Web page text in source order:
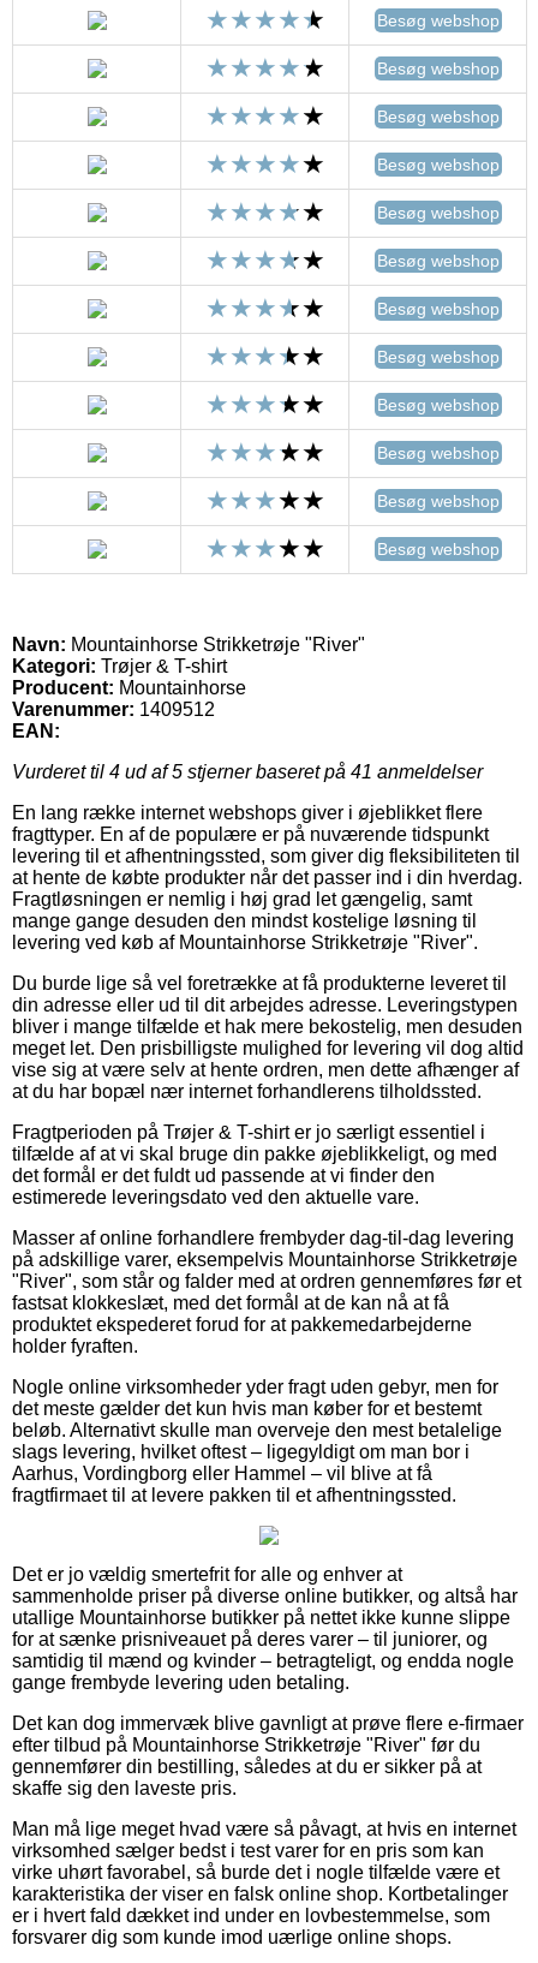
Besøg webshop
Besøg webshop
Besøg webshop
Besøg webshop
Besøg webshop
Besøg webshop
Besøg webshop
Besøg webshop
Besøg webshop
Besøg webshop
Besøg webshop
Besøg webshop
Navn: Mountainhorse Strikketrøje "River"
Kategori: Trøjer & T-shirt
Producent: Mountainhorse
Varenummer: 1409512
EAN:
Vurderet til 4 ud af 5 stjerner baseret på 41 anmeldelser
En lang række internet webshops giver i øjeblikket flere
fragttyper. En af de populære er på nuværende tidspunkt
levering til et afhentningssted, som giver dig fleksibiliteten til
at hente de købte produkter når det passer ind i din hverdag.
Fragtløsningen er nemlig i høj grad let gængelig, samt
mange gange desuden den mindst kostelige løsning til
levering ved køb af Mountainhorse Strikketrøje "River".
Du burde lige så vel foretrække at få produkterne leveret til
din adresse eller ud til dit arbejdes adresse. Leveringstypen
bliver i mange tilfælde et hak mere bekostelig, men desuden
meget let. Den prisbilligste mulighed for levering vil dog altid
vise sig at være selv at hente ordren, men dette afhænger af
at du har bopæl nær internet forhandlerens tilholdssted.
Fragtperioden på Trøjer & T-shirt er jo særligt essentiel i
tilfælde af at vi skal bruge din pakke øjeblikkeligt, og med
det formål er det fuldt ud passende at vi finder den
estimerede leveringsdato ved den aktuelle vare.
Masser af online forhandlere frembyder dag-til-dag levering
på adskillige varer, eksempelvis Mountainhorse Strikketrøje
"River", som står og falder med at ordren gennemføres før et
fastsat klokkeslæt, med det formål at de kan nå at få
produktet ekspederet forud for at pakkemedarbejderne
holder fyraften.
Nogle online virksomheder yder fragt uden gebyr, men for
det meste gælder det kun hvis man køber for et bestemt
beløb. Alternativt skulle man overveje den mest betalelige
slags levering, hvilket oftest – ligegyldigt om man bor i
Aarhus, Vordingborg eller Hammel – vil blive at få
fragtfirmaet til at levere pakken til et afhentningssted.
Det er jo vældig smertefrit for alle og enhver at
sammenholde priser på diverse online butikker, og altså har
utallige Mountainhorse butikker på nettet ikke kunne slippe
for at sænke prisniveauet på deres varer – til juniorer, og
samtidig til mænd og kvinder – betragteligt, og endda nogle
gange frembyde levering uden betaling.
Det kan dog immervæk blive gavnligt at prøve flere e-firmaer
efter tilbud på Mountainhorse Strikketrøje "River" før du
gennemfører din bestilling, således at du er sikker på at
skaffe sig den laveste pris.
Man må lige meget hvad være så påvagt, at hvis en internet
virksomhed sælger bedst i test varer for en pris som kan
virke uhørt favorabel, så burde det i nogle tilfælde være et
karakteristika der viser en falsk online shop. Kortbetalinger
er i hvert fald dækket ind under en lovbestemmelse, som
forsvarer dig som kunde imod uærlige online shops.